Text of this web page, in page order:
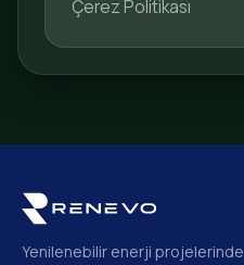
Çerez Politikası
Yenilenebilir enerji projelerinde